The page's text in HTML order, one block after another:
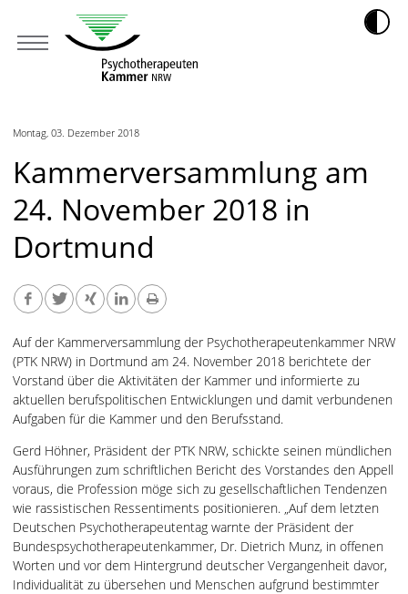
Montag, 03. Dezember 2018
Kammerversammlung am
24. November 2018 in
Dortmund
Auf der Kammerversammlung der Psychotherapeutenkammer NRW
(PTK NRW) in Dortmund am 24. November 2018 berichtete der
Vorstand über die Aktivitäten der Kammer und informierte zu
aktuellen berufspolitischen Entwicklungen und damit verbundenen
Aufgaben für die Kammer und den Berufsstand.
Gerd Höhner, Präsident der PTK NRW, schickte seinen mündlichen
Ausführungen zum schriftlichen Bericht des Vorstandes den Appell
voraus, die Profession möge sich zu gesellschaftlichen Tendenzen
wie rassistischen Ressentiments positionieren. „Auf dem letzten
Deutschen Psychotherapeutentag warnte der Präsident der
Bundespsychotherapeutenkammer, Dr. Dietrich Munz, in offenen
Worten und vor dem Hintergrund deutscher Vergangenheit davor,
Individualität zu übersehen und Menschen aufgrund bestimmter